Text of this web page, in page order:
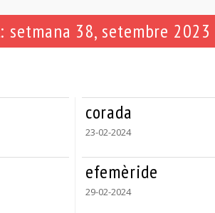
setmana 38, setembre 2023
corada
23-02-2024
efemèride
29-02-2024